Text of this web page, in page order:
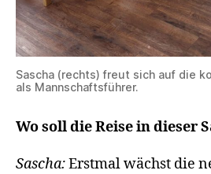
Sascha (rechts) freut sich auf die
als Mannschaftsführer.
Wo soll die Reise in dieser
Sascha:Erstmal wächst die